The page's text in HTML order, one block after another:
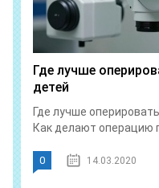
Где лучше
детей
Где лучше
Как делают операцию
0 14.03.2020